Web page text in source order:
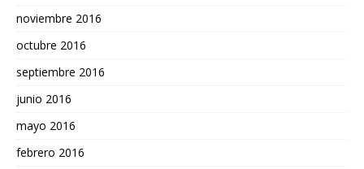
noviembre 2016
octubre 2016
septiembre 2016
junio 2016
mayo 2016
febrero 2016